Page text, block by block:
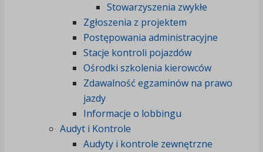
Stowarzyszenia zwykłe
Zgłoszenia z projektem
Postępowania administracyjne
Stacje kontroli pojazdów
Ośrodki szkolenia kierowców
Zdawalność egzaminów na prawo
jazdy
Informacje o lobbingu
Audyt i Kontrole
Audyty i kontrole zewnętrzne